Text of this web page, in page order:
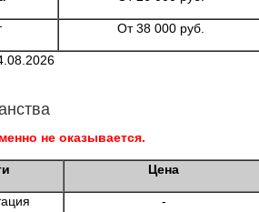
От 38 000 руб.
не оказывается.
Цена
-